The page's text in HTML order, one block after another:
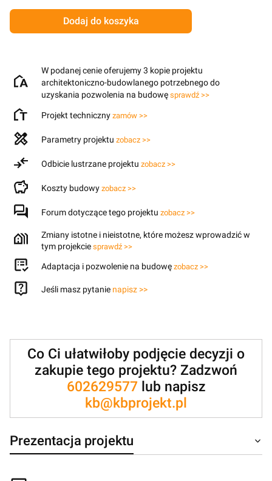
Dodaj do koszyka
W podanej cenie oferujemy 3 kopie projektu
architektoniczno-budowlanego potrzebnego do
uzyskania pozwolenia na budowę sprawdź >>
Projekt techniczny zamów >>
Parametry projektu zobacz >>
Odbicie lustrzane projektu zobacz >>
Koszty budowy zobacz >>
Forum dotyczące tego projektu zobacz >>
Zmiany istotne i nieistotne, które możesz wprowadzić w
tym projekcie sprawdź >>
Adaptacja i pozwolenie na budowę zobacz >>
Jeśli masz pytanie napisz >>
Co Ci ułatwiłoby podjęcie decyzji o
zakupie tego projektu? Zadzwoń
602629577lub napisz
kb@kbprojekt.pl
Prezentacja projektu